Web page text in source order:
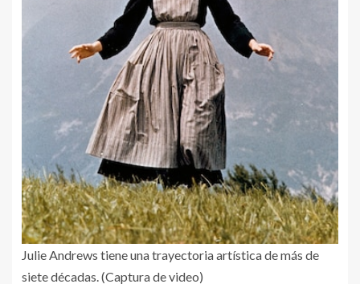
Julie Andrews tiene una trayectoria artística de más de
siete décadas. (Captura de video)